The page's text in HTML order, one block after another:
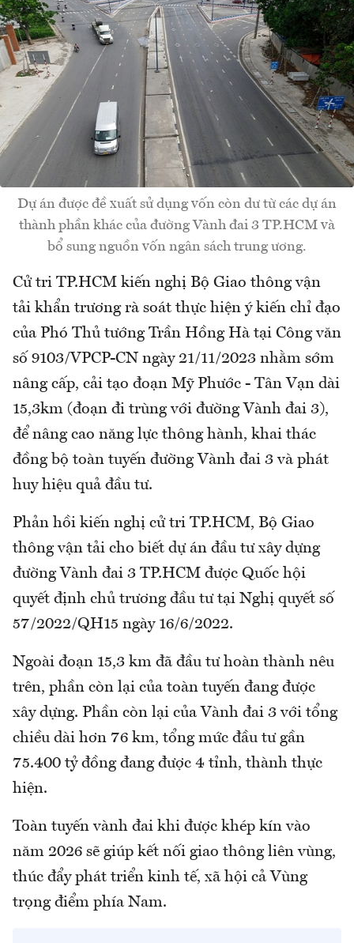
Dự án được đề xuất sử dụng vốn còn dư từ các dự án
thành phần khác của đường Vành đai 3 TP.HCM và
bổ sung nguồn vốn ngân sách trung ương.
Cử tri TP.HCM kiến nghị Bộ Giao thông vận
tải khẩn trương rà soát thực hiện ý kiến chỉ đạo
của Phó Thủ tướng Trần Hồng Hà tại Công văn
số 9103/VPCP-CN ngày 21/11/2023 nhằm sớm
nâng cấp, cải tạo đoạn Mỹ Phước - Tân Vạn dài
15,3km (đoạn đi trùng với đường Vành đai 3),
để nâng cao năng lực thông hành, khai thác
đồng bộ toàn tuyến đường Vành đai 3 và phát
huy hiệu quả đầu tư.
Phản hồi kiến nghị cử tri TP.HCM, Bộ Giao
thông vận tải cho biết dự án đầu tư xây dựng
đường Vành đai 3 TP.HCM được Quốc hội
quyết định chủ trương đầu tư tại Nghị quyết số
57/2022/QH15 ngày 16/6/2022.
Ngoài đoạn 15,3 km đã đầu tư hoàn thành nêu
trên, phần còn lại của toàn tuyến đang được
xây dựng. Phần còn lại của Vành đai 3 với tổng
chiều dài hơn 76 km, tổng mức đầu tư gần
75.400 tỷ đồng đang được 4 tỉnh, thành thực
hiện.
Toàn tuyến vành đai khi được khép kín vào
năm 2026 sẽ giúp kết nối giao thông liên vùng,
thúc đẩy phát triển kinh tế, xã hội cả Vùng
trọng điểm phía Nam.